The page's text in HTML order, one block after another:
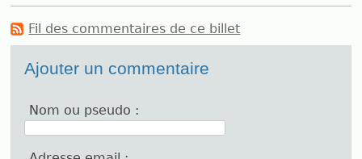
Fil des commentaires de ce billet
Ajouter un commentaire
Nom ou pseudo :